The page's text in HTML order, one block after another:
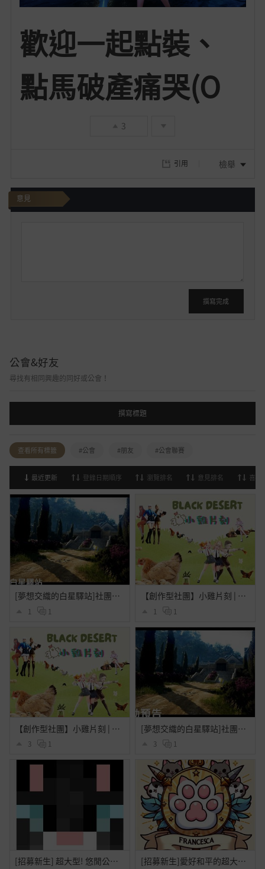
歡迎一起點裝、
點馬破產痛哭(O
3
引用 檢舉
意見
撰寫完成
公會&好友
尋找有相同興趣的同好或公會！
撰寫標題
查看所有標籤 #公會 #朋友 #公會聯賽
最近更新 登錄日期順序 瀏覽排名 意見排名 喜歡
[夢想交織的白星驛站]社團活動公告
1 1
【創作型社團】小雞片刻 | 第三學期
1 1
【創作型社團】小雞片刻 | 第二學期
3 1
[夢想交織的白星驛站]社團活動預告
3 1
[招募新生] 超大型! 悠閒公會『喵咪茶會』招收夥伴~ฅ^•ﻌ•^ฅ [招募新生]愛好和平的超大型綜合(副本?)公會-Francesca(2026/06/14 Update)